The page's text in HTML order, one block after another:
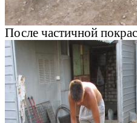
После частичной